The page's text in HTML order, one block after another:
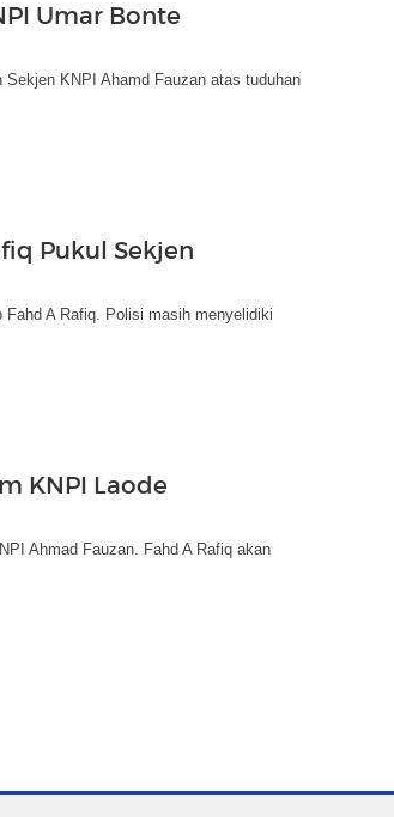
Umar Bonte
KNPI Ahamd Fauzan atas tuduhan
Pukul Sekjen
Fahd A Rafiq. Polisi masih menyelidiki
KNPI Laode
Ahmad Fauzan. Fahd A Rafiq akan